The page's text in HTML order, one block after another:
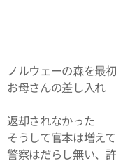
ノルウェーの森を最
お母さんの差し入れ
返却されなかった
そうして官本は増え
警察はだらし無い、